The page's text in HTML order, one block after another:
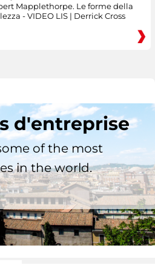
Mapplethorpe. Le forme della
- VIDEO LIS | Derrick Cross
d'entreprise
of the most
in the world.